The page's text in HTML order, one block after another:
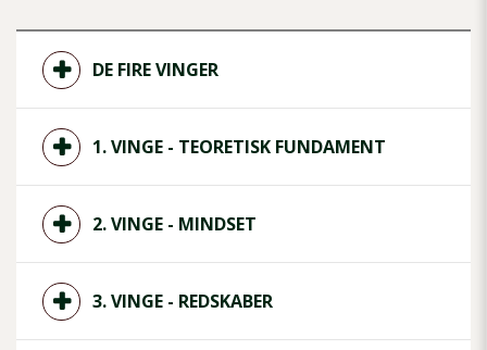
DE FIRE VINGER
1. VINGE - TEORETISK FUNDAMENT
2. VINGE - MINDSET
3. VINGE - REDSKABER